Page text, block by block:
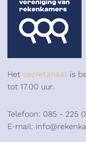
Het secretariaat is
tot 17.00 uur.
Telefoon: 085 - 225
E-mail: